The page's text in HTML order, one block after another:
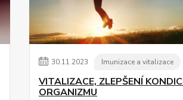
30.11.2023 Imunizace a vitalizace
VITALIZACE, ZLEPŠENÍ
ORGANIZMU